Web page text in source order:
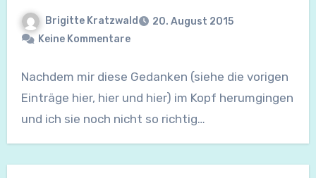
Brigitte Kratzwald
20. August 2015
Keine Kommentare
Nachdem mir diese Gedanken (siehe die vorigen
Einträge hier, hier und hier) im Kopf herumgingen
und ich sie noch nicht so richtig…